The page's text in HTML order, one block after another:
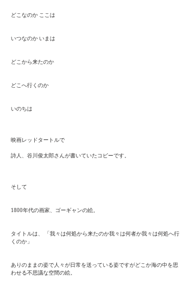
どこなのか ここは
いつなのか いまは
どこから来たのか
どこへ行くのか
いのちは
映画レッドタートルで
詩人、谷川俊太郎さんが書いていたコピーです。
そして
1800年代の画家、ゴーギャンの絵。
タイトルは、 「我々は何処から来たのか我々は何者か我々は何処へ行
くのか」
ありのままの姿で人々が日常を送っている姿ですがどこか海の中を思
わせる不思議な空間の絵。